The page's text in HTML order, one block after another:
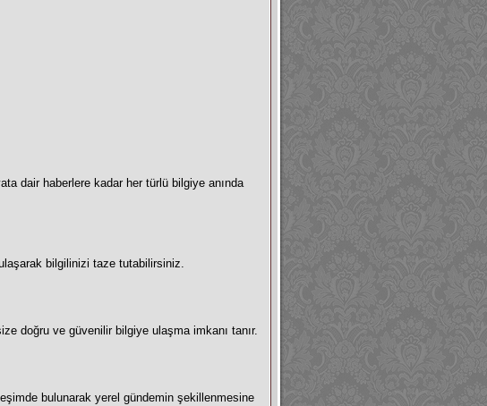
dair haberlere kadar her türlü bilgiye anında
bilgilinizi taze tutabilirsiniz.
doğru ve güvenilir bilgiye ulaşma imkanı tanır.
bulunarak yerel gündemin şekillenmesine